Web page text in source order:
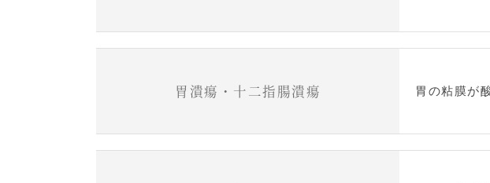
胃潰瘍・十二指腸潰瘍 胃の粘膜が